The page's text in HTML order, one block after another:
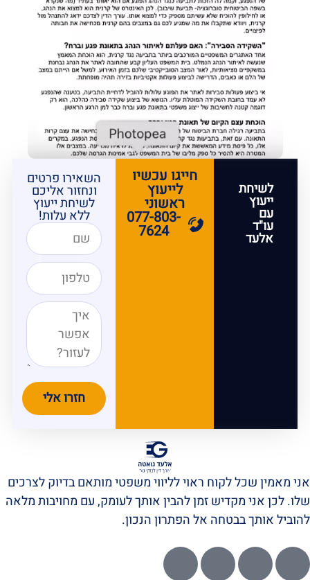
לשיחת
ייעוץ
עם
עו"ד
אלעד
חייגו עכשיו
לייעוץ
ראשוני
077-803-
7624
השאירו פרטים
ונחזור אליכם
לשיחת ייעוץ
ללא עלות!
חזרו אלי
אני מאמין שכל לקוח ראוי לליווי משפטי מותאם בדיוק לצרכים
שלו. לכן אני מקדיש זמן להבין אותך לעומק, עם מחויבות מלאה
להוביל אותך בבטחה אל הפתרון הנכון.